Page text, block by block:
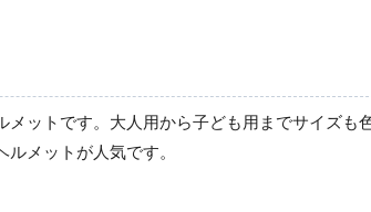
ットです。大人用から子ども用までサイズも
メットが人気です。